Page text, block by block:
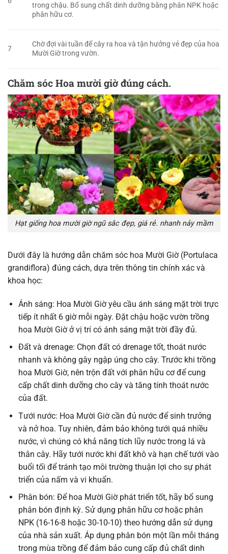
trong chậu. Bổ sung chất dinh dưỡng bằng phân NPK hoặc
phân hữu cơ.
7
Chờ đợi vài tuần để cây ra hoa và tận hưởng vẻ đẹp của hoa
Mười Giờ trong vườn.
Chăm sóc Hoa mười giờ đúng cách.
Hạt giống hoa mười giờ ngũ sắc đẹp, giá rẻ. nhanh nảy mầm
Dưới đây là hướng dẫn chăm sóc hoa Mười Giờ (Portulaca
grandiflora) đúng cách, dựa trên thông tin chính xác và
khoa học:
Ánh sáng: Hoa Mười Giờ yêu cầu ánh sáng mặt trời trực
tiếp ít nhất 6 giờ mỗi ngày. Đặt chậu hoặc vườn trồng
hoa Mười Giờ ở vị trí có ánh sáng mặt trời đầy đủ.
Đất và drenage: Chọn đất có drenage tốt, thoát nước
nhanh và không gây ngập úng cho cây. Trước khi trồng
hoa Mười Giờ, nên trộn đất với phân hữu cơ để cung
cấp chất dinh dưỡng cho cây và tăng tính thoát nước
của đất.
Tưới nước: Hoa Mười Giờ cần đủ nước để sinh trưởng
và nở hoa. Tuy nhiên, đảm bảo không tưới quá nhiều
nước, vì chúng có khả năng tích lũy nước trong lá và
thân cây. Hãy tưới nước khi đất khô và hạn chế tưới vào
buổi tối để tránh tạo môi trường thuận lợi cho sự phát
triển của nấm và vi khuẩn.
Phân bón: Để hoa Mười Giờ phát triển tốt, hãy bổ sung
phân bón định kỳ. Sử dụng phân hữu cơ hoặc phân
NPK (16-16-8 hoặc 30-10-10) theo hướng dẫn sử dụng
của nhà sản xuất. Áp dụng phân bón một lần mỗi tháng
trong mùa trồng để đảm bảo cung cấp đủ chất dinh